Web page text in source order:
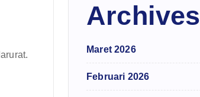
Archives
Maret 2026
Februari 2026